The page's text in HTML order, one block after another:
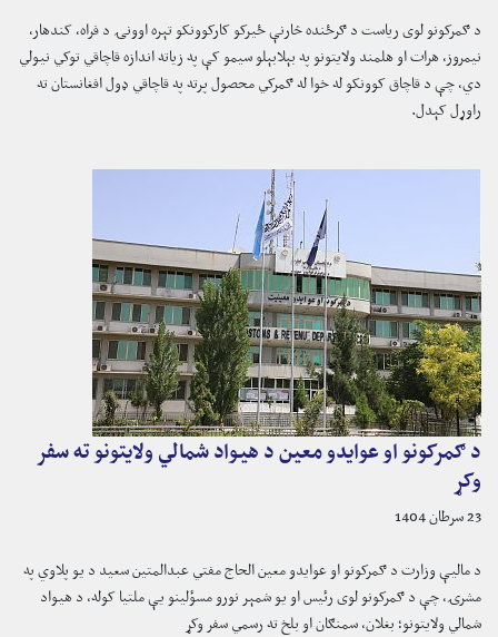
د ګمرکونو لوی ریاست د ګرځنده څارنې ځیرکو کارکوونکو تېره اوونۍ د فراه، کندهار،
نیمروز، هرات او هلمند ولایتونو په بېلابېلو سیمو کې په زیاته اندازه قاچاقي توکي نیولي
دي، چې د قاچاق کوونکو له خوا له ګمرکي محصول پرته په قاچاقي ډول افغانستان ته
راوړل کېدل.
د ګمرکونو او عوایدو معین د هیواد شمالي ولایتونو ته سفر
وکړ
23 سرطان 1404
د مالیې وزارت د ګمرکونو او عوایدو معین الحاج مفتي عبدالمتین سعید د یو پلاوي په
مشرۍ، چې د ګمرکونو لوی رئیس او یو شمېر نورو مسؤلینو یې ملتیا کوله، د هیواد
شمالي ولایتونو؛ بغلان، سمنګان او بلخ ته رسمي سفر وکړ